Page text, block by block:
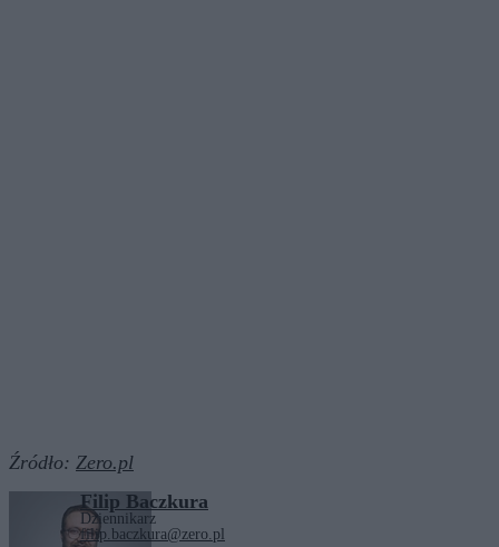
Źródło: Zero.pl
Filip Baczkura
Dziennikarz
filip.baczkura@zero.pl